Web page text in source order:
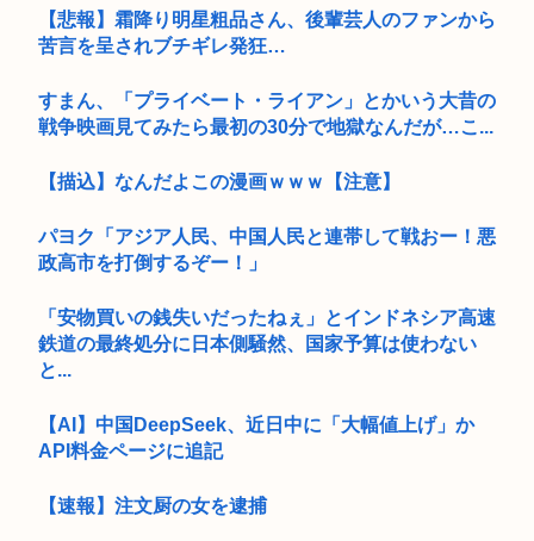
【悲報】霜降り明星粗品さん、後輩芸人のファンから
苦言を呈されブチギレ発狂…
すまん、「プライベート・ライアン」とかいう大昔の
戦争映画見てみたら最初の30分で地獄なんだが…こ...
【描込】なんだよこの漫画ｗｗｗ【注意】
パヨク「アジア人民、中国人民と連帯して戦おー！悪
政高市を打倒するぞー！」
「安物買いの銭失いだったねぇ」とインドネシア高速
鉄道の最終処分に日本側騒然、国家予算は使わない
と...
【AI】中国DeepSeek、近日中に「大幅値上げ」か
API料金ページに追記
【速報】注文厨の女を逮捕